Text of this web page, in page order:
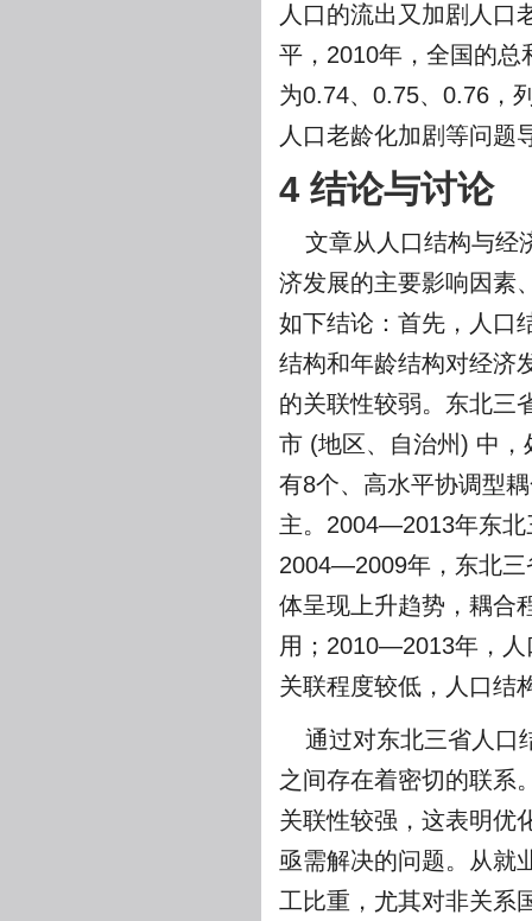
人口的流出又加剧人口
平，2010年，全国的总
为0.74、0.75、0.76，
人口老龄化加剧等问题
4 结论与讨论
文章从人口结构与经
济发展的主要影响因素
如下结论：首先，人口
结构和年龄结构对经济
的关联性较弱。东北三
市 (地区、自治州) 中
有8个、高水平协调型
主。2004—2013年东北
2004—2009年，东北三
体呈现上升趋势，耦合
用；2010—2013年，人
关联程度较低，人口结
通过对东北三省人口
之间存在着密切的联系
关联性较强，这表明优
亟需解决的问题。从就
工比重，尤其对非关系